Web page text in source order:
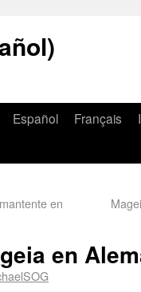
Español Français
en
en